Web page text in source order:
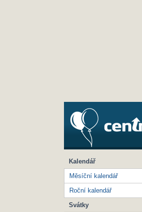
Kalendář
Měsíční kalendář
Roční kalendář
Svátky